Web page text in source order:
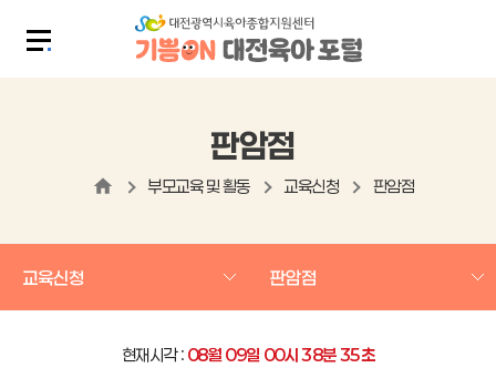
판암점
부모교육 및 활동 교육신청 판암점
교육신청 판암점
현재시각 : 08월 09일 00시38분35초